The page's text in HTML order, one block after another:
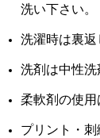
洗い下さい。
洗濯時は裏
洗剤は中性洗
柔軟剤の使用
プリント・